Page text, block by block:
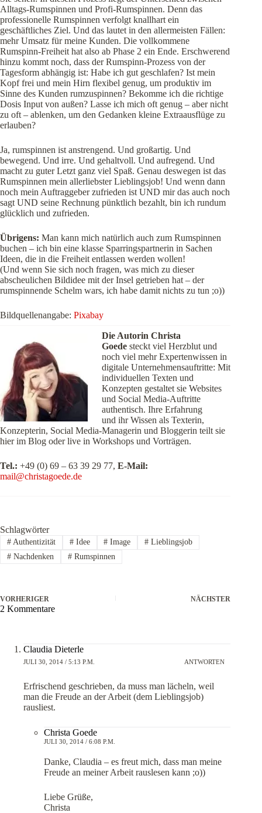
Alltags-Rumspinnen und Profi-Rumspinnen. Denn das
professionelle Rumspinnen verfolgt knallhart ein
geschäftliches Ziel. Und das lautet in den allermeisten Fällen:
mehr Umsatz für meine Kunden. Die vollkommene
Rumspinn-Freiheit hat also ab Phase 2 ein Ende. Erschwerend
hinzu kommt noch, dass der Rumspinn-Prozess von der
Tagesform abhängig ist: Habe ich gut geschlafen? Ist mein
Kopf frei und mein Hirn flexibel genug, um produktiv im
Sinne des Kunden rumzuspinnen? Bekomme ich die richtige
Dosis Input von außen? Lasse ich mich oft genug – aber nicht
zu oft – ablenken, um den Gedanken kleine Extraausflüge zu
erlauben?
Ja, rumspinnen ist anstrengend. Und großartig. Und
bewegend. Und irre. Und gehaltvoll. Und aufregend. Und
macht zu guter Letzt ganz viel Spaß. Genau deswegen ist das
Rumspinnen mein allerliebster Lieblingsjob! Und wenn dann
noch mein Auftraggeber zufrieden ist UND mir das auch noch
sagt UND seine Rechnung pünktlich bezahlt, bin ich rundum
glücklich und zufrieden.
Übrigens: Man kann mich natürlich auch zum Rumspinnen
buchen – ich bin eine klasse Sparringspartnerin in Sachen
Ideen, die in die Freiheit entlassen werden wollen!
(Und wenn Sie sich noch fragen, was mich zu dieser
abscheulichen Bildidee mit der Insel getrieben hat – der
rumspinnende Schelm wars, ich habe damit nichts zu tun ;o))
Bildquellenangabe: Pixabay
Die Autorin Christa
Goede steckt viel Herzblut und
noch viel mehr Expertenwissen in
digitale Unternehmensauftritte: Mit
individuellen Texten und
Konzepten gestaltet sie Websites
und Social Media-Auftritte
authentisch. Ihre Erfahrung
und ihr Wissen als Texterin,
Konzepterin, Social Media-Managerin und Bloggerin teilt sie
hier im Blog oder live in Workshops und Vorträgen.
Tel.: +49 (0) 69 – 63 39 29 77, E-Mail:
mail@christagoede.de
Schlagwörter
#Authentizität #Idee # Image # Lieblingsjob
#Nachdenken #Rumspinnen
VORHERIGER NÄCHSTER
2 Kommentare
Claudia Dieterle
JULI 30, 2014 / 5:13 P.M. ANTWORTEN
Erfrischend geschrieben, da muss man lächeln, weil
man die Freude an der Arbeit (dem Lieblingsjob)
rausliest.
Christa Goede
JULI 30, 2014 / 6:08 P.M.
Danke, Claudia – es freut mich, dass man meine
Freude an meiner Arbeit rauslesen kann ;o))
Liebe Grüße,
Christa